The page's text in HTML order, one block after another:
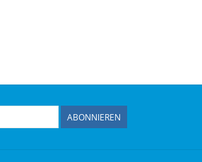
ABONNIEREN